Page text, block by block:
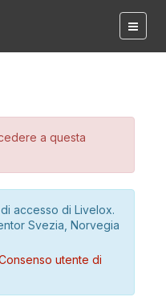
a questa
accesso di Livelox.
Svezia, Norvegia
utente di